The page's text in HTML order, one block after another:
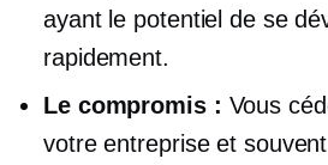
ayant le potentiel de se
rapidement.
Le compromis : Vous
votre entreprise et